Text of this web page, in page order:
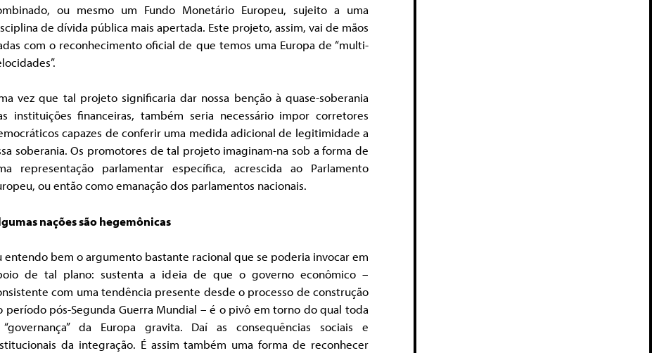
ou mesmo um Fundo Monetário Europeu, sujeito a uma
de dívida pública mais apertada. Este projeto, assim, vai de mãos
com o reconhecimento oficial de que temos uma Europa de “multi-
vez que tal projeto significaria dar nossa benção à quase-soberania
instituições financeiras, também seria necessário impor corretores
capazes de conferir uma medida adicional de legitimidade a
soberania. Os promotores de tal projeto imaginam-na sob a forma de
representação parlamentar específica, acrescida ao Parlamento
ou então como emanação dos parlamentos nacionais.
nações são hegemônicas
entendo bem o argumento bastante racional que se poderia invocar em
de tal plano: sustenta a ideia de que o governo econômico –
com uma tendência presente desde o processo de construção
período pós-Segunda Guerra Mundial – é o pivô em torno do qual toda
da Europa gravita. Daí as consequências sociais e
da integração. É assim também uma forma de reconhecer